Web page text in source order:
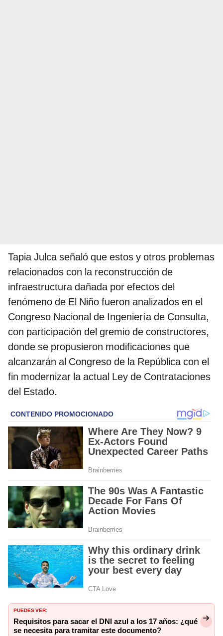
Tapia Julca señaló que estos y otros problemas
relacionados con la reconstrucción de
infraestructura dañada por efectos del
fenómeno de El Niño fueron analizados en el
Congreso Nacional de Ingeniería de Consulta,
con participación del gremio de constructores,
donde se propusieron modificaciones que
alcanzarán al Congreso de la República con el
fin modernizar la actual Ley de Contrataciones
del Estado.
PUEDES VER:
Requisitos para sacar el DNI azul a los 17 años: ¿qué
se necesita para tramitar este documento?